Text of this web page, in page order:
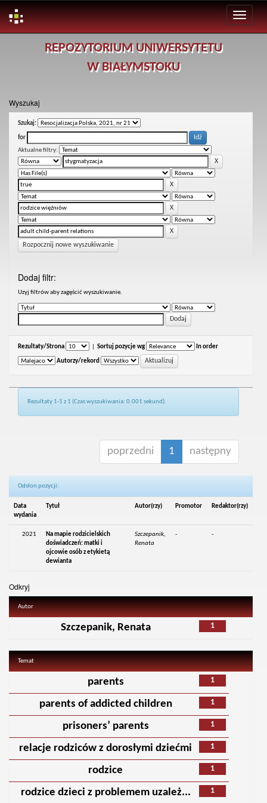
REPOZYTORIUM UNIWERSYTETU
W BIAŁYMSTOKU
Wyszukaj
Szukaj:
for
Aktualne filtry:
Rozpocznij nowe wyszukiwanie
Dodaj filtr:
Uzyj filtrów aby zagęścić wyszukiwanie.
Rezultaty/Strona Sortuj pozycje wg In order
Autorzy/rekord
Rezultaty 1-1 z 1 (Czas wyszukiwania: 0.001 sekund).
poprzedni 1 następny
Odsłon pozycji:
Data
wydania
Tytuł Autor(rzy) Promotor Redaktor(rzy)
2021
Na mapie rodzicielskich
doświadczeń: matki i
ojcowie osób z etykietą
dewianta
Szczepanik,
Renata
- -
Odkryj
Autor
1
Szczepanik, Renata
Temat
1
parents
1
parents of addicted children
1
prisoners’ parents
1
relacje rodziców z dorosłymi dziećmi
1
rodzice
1
rodzice dzieci z problemem uzależ...